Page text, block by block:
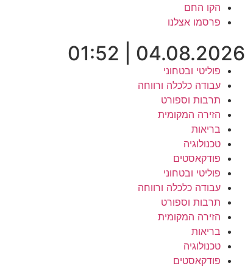
לתוכן
הקו החם
פרסמו אצלנו
04.08.2026 | 01:52
פוליטי ובטחוני
עבודה כלכלה ורווחה
תרבות וספורט
הזירה המקומית
בריאות
טכנולוגיה
פודקאסטים
פוליטי ובטחוני
עבודה כלכלה ורווחה
תרבות וספורט
הזירה המקומית
בריאות
טכנולוגיה
פודקאסטים